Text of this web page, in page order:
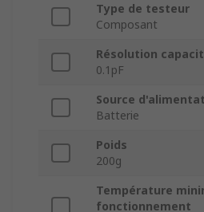
Type de testeur
Composant
Résolution
0.1pF
Source
Batterie
Poids
200g
Température
fonctionnement